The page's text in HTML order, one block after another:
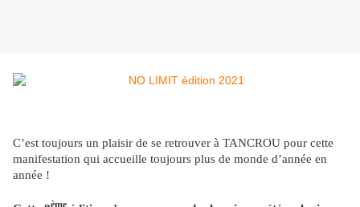
C’est toujours un plaisir de se retrouver à TANCROU pour cette
manifestation qui accueille toujours plus de monde d’année en
année !
ème